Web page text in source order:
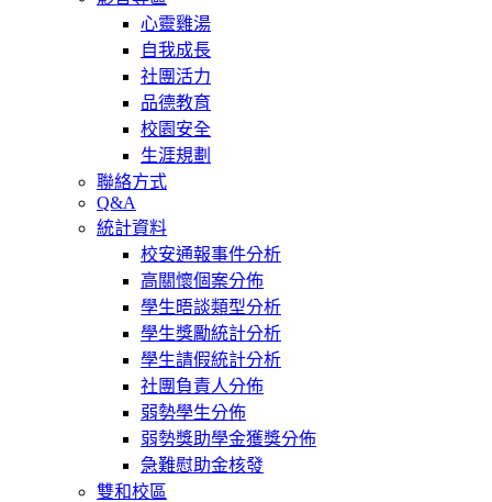
心靈雞湯
自我成長
社團活力
品德教育
校園安全
生涯規劃
聯絡方式
Q&A
統計資料
校安通報事件分析
高關懷個案分佈
學生晤談類型分析
學生獎勵統計分析
學生請假統計分析
社團負責人分佈
弱勢學生分佈
弱勢獎助學金獲獎分佈
急難慰助金核發
雙和校區